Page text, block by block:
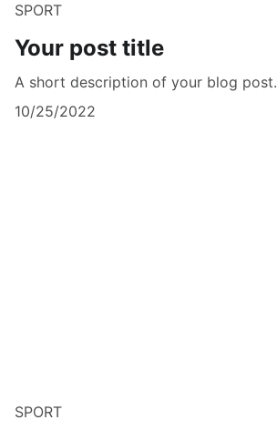
SPORT
Your post title
A short description of your blog post.
10/25/2022
SPORT